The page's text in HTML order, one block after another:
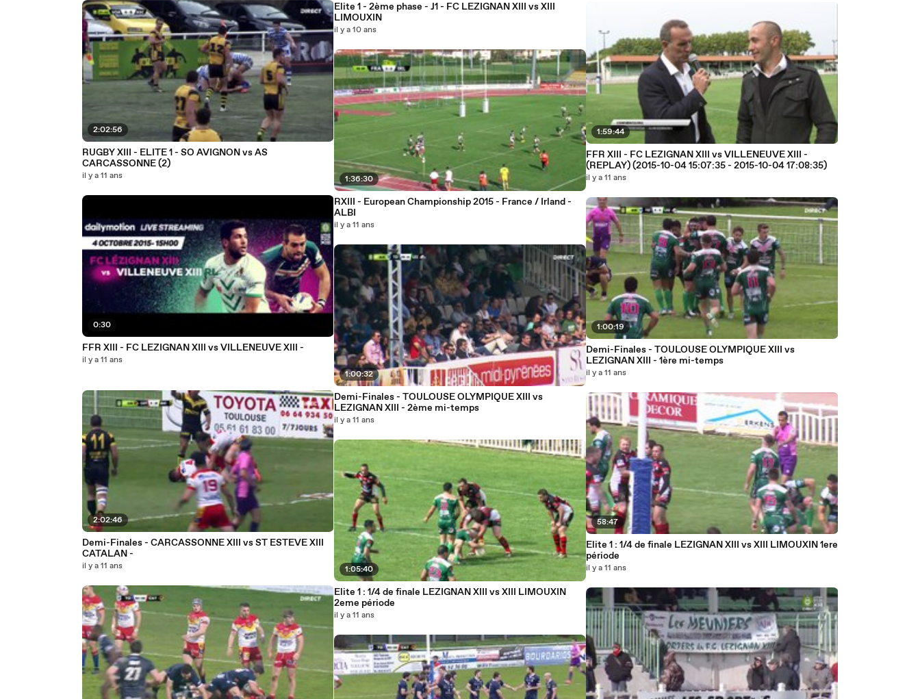
2:02:56
RUGBY XIII - ELITE 1 - SO AVIGNON vs AS
CARCASSONNE (2)
il y a 11 ans
0:30
FFR XIII - FC LEZIGNAN XIII vs VILLENEUVE XIII -
il y a 11 ans
2:02:46
Demi-Finales - CARCASSONNE XIII vs ST ESTEVE XIII
CATALAN -
il y a 11 ans
Elite 1 - 2ème phase - J1 - FC LEZIGNAN XIII vs XIII
LIMOUXIN
il y a 10 ans
1:36:30
RXIII - European Championship 2015 - France / Irland -
ALBI
il y a 11 ans
1:00:32
Demi-Finales - TOULOUSE OLYMPIQUE XIII vs
LEZIGNAN XIII - 2ème mi-temps
il y a 11 ans
1:05:40
Elite 1 : 1/4 de finale LEZIGNAN XIII vs XIII LIMOUXIN
2eme période
il y a 11 ans
1:59:44
FFR XIII - FC LEZIGNAN XIII vs VILLENEUVE XIII -
(REPLAY) (2015-10-04 15:07:35 - 2015-10-04 17:08:35)
il y a 11 ans
1:00:19
Demi-Finales - TOULOUSE OLYMPIQUE XIII vs
LEZIGNAN XIII - 1ère mi-temps
il y a 11 ans
58:47
Elite 1 : 1/4 de finale LEZIGNAN XIII vs XIII LIMOUXIN 1ere
période
il y a 11 ans